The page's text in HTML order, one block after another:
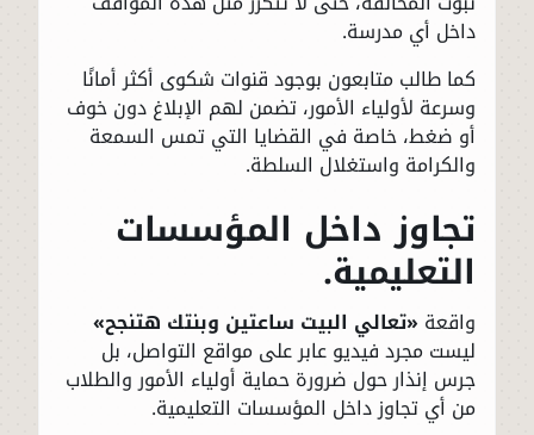
داخل أي مدرسة.
كما طالب متابعون بوجود قنوات شكوى أكثر أمانًا
وسرعة لأولياء الأمور، تضمن لهم الإبلاغ دون خوف
أو ضغط، خاصة في القضايا التي تمس السمعة
والكرامة واستغلال السلطة.
تجاوز داخل المؤسسات
التعليمية.
واقعة «تعالي البيت ساعتين وبنتك هتنجح»
ليست مجرد فيديو عابر على مواقع التواصل، بل
جرس إنذار حول ضرورة حماية أولياء الأمور والطلاب
من أي تجاوز داخل المؤسسات التعليمية.